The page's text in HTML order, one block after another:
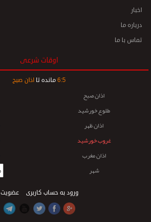
اخبار
درباره ما
تماس با ما
اوقات شرعی
6:5 مانده تا اذان صبح
اذان صبح
طلوع خورشید
اذان ظهر
غروب خورشید
اذان مغرب
شهر
عضویت ورود به حساب کاربری